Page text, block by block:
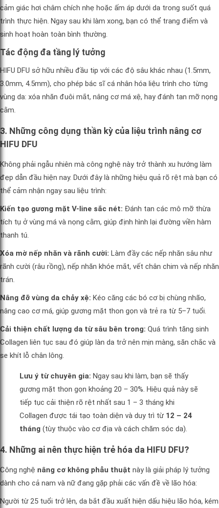
cảm giác hơi châm chích nhẹ hoặc ấm áp dưới da trong suốt quá
trình thực hiện. Ngay sau khi làm xong, bạn có thể trang điểm và
sinh hoạt hoàn toàn bình thường.
Tác động đa tầng lý tưởng
HIFU DFU sở hữu nhiều đầu tip với các độ sâu khác nhau (1.5mm,
3.0mm, 4.5mm), cho phép bác sĩ cá nhân hóa liệu trình cho từng
vùng da: xóa nhăn đuôi mắt, nâng cơ má xệ, hay đánh tan mỡ nọng
cằm.
3. Những công dụng thần kỳ của liệu trình nâng cơ
HIFU DFU
Không phải ngẫu nhiên mà công nghệ này trở thành xu hướng làm
đẹp dẫn đầu hiện nay. Dưới đây là những hiệu quả rõ rệt mà bạn có
thể cảm nhận ngay sau liệu trình:
Kiến tạo gương mặt V-line sắc nét: Đánh tan các mô mỡ thừa
tích tụ ở vùng má và nọng cằm, giúp định hình lại đường viền hàm
thanh tú.
Xóa mờ nếp nhăn và rãnh cười: Làm đầy các nếp nhăn sâu như
rãnh cười (râu rồng), nếp nhăn khóe mắt, vết chân chim và nếp nhăn
trán.
Nâng đỡ vùng da chảy xệ: Kéo căng các bó cơ bị chùng nhão,
nâng cao cơ má, giúp gương mặt thon gọn và trẻ ra từ 5–7 tuổi.
Cải thiện chất lượng da từ sâu bên trong: Quá trình tăng sinh
Collagen liên tục sau đó giúp làn da trở nên mịn màng, săn chắc và
se khít lỗ chân lông.
Lưu ý từ chuyên gia: Ngay sau khi làm, bạn sẽ thấy
gương mặt thon gọn khoảng 20 – 30%. Hiệu quả này sẽ
tiếp tục cải thiện rõ rệt nhất sau 1 – 3 tháng khi
Collagen được tái tạo toàn diện và duy trì từ 12 – 24
tháng (tùy thuộc vào cơ địa và cách chăm sóc da).
4. Những ai nên thực hiện trẻ hóa da HIFU DFU?
Công nghệ nâng cơ không phẫu thuật này là giải pháp lý tưởng
dành cho cả nam và nữ đang gặp phải các vấn đề về lão hóa:
Người từ 25 tuổi trở lên, da bắt đầu xuất hiện dấu hiệu lão hóa, kém